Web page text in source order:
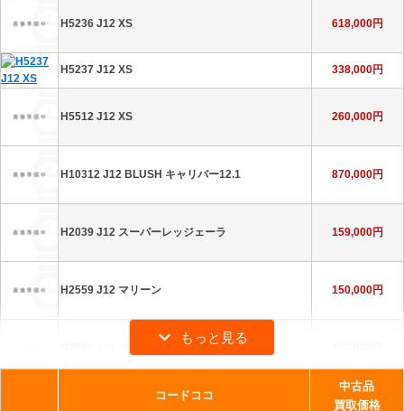
H2571 J12 黒 440,000円
H2980 J12 黒 234,000円
H3838 J12 黒 270,000円
H4344 J12 黒 219,000円
425,000円
H5236 J12 XS 618,000円
H5237 J12 XS 338,000円
H5512 J12 XS 260,000円
H10312 J12 BLUSH キャリバー12.1 870,000円
H2039 J12 スーパーレッジェーラ 159,000円
H2559 J12 マリーン 150,000円
505,000円
コードココ
中古品
買取価格